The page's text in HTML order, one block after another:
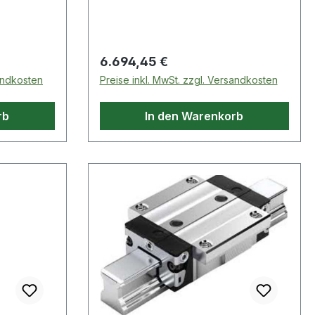
im Bereich Führungswagen
Regulärer Preis:
6.694,45 €
Preise inkl. MwSt. zzgl. Versandkosten
In den Warenkorb